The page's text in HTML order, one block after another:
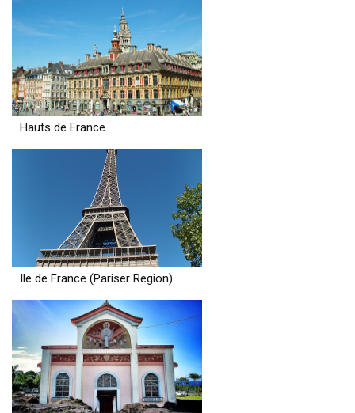
Hauts de France
Ile de France (Pariser Region)